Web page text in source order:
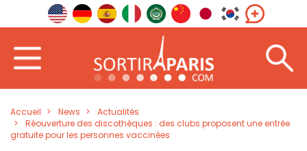
Accueil News
Actualités
Réouverture des discothèques : des clubs proposent une entrée
gratuite pour les personnes vaccinées